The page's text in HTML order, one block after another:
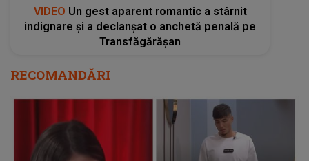
VIDEO Un gest aparent romantic a stârnit
indignare și a declanșat o anchetă penală pe
Transfăgărășan
RECOMANDĂRI